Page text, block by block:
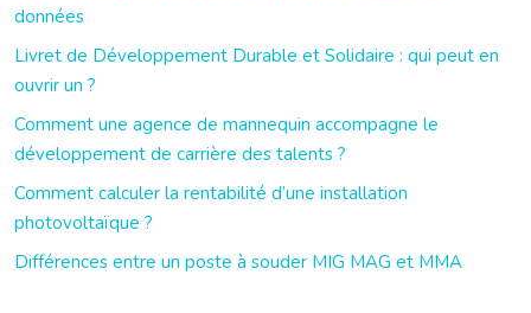
données
Livret de Développement Durable et Solidaire : qui peut en
ouvrir un ?
Comment une agence de mannequin accompagne le
développement de carrière des talents ?
Comment calculer la rentabilité d’une installation
photovoltaïque ?
Différences entre un poste à souder MIG MAG et MMA